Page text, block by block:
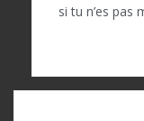
si tu n’es pas